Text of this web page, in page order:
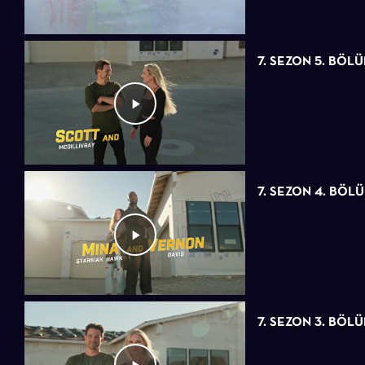
7. SEZON 5.
7. SEZON 4.
7. SEZON 3.